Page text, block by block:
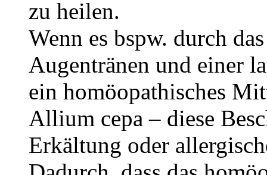
zu heilen.
Wenn es bspw. durch
Augentränen und einer
ein homöopathisches
Allium cepa – diese
Erkältung oder